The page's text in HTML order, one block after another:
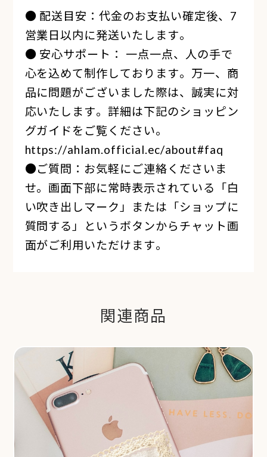
● 配送目安：代金のお支払い確定後、7
営業日以内に発送いたします。
● 安心サポート： 一点一点、人の手で
心を込めて制作しております。万一、商
品に問題がございました際は、誠実に対
応いたします。詳細は下記のショッピン
グガイドをご覧ください。
https://ahlam.official.ec/about#faq
●ご質問：お気軽にご連絡くださいま
せ。画面下部に常時表示されている「白
い吹き出しマーク」または「ショップに
質問する」というボタンからチャット画
面がご利用いただけます。
関連商品